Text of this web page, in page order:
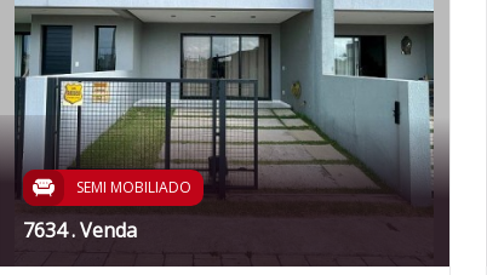
SEMI MOBILIADO
7634 . Venda